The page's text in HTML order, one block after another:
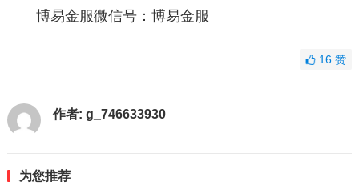
博易金服微信号：博易金服
16赞
作者: g_746633930
为您推荐